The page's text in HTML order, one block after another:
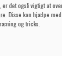
det også vigtigt at
. Disse kan hjælpe
og tricks.